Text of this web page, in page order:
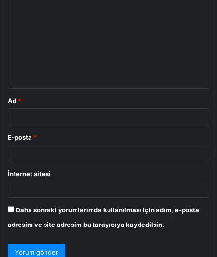
Ad *
E-posta *
İnternet sitesi
Daha sonraki yorumlarımda kullanılması için adım, e-posta
adresim ve site adresim bu tarayıcıya kaydedilsin.